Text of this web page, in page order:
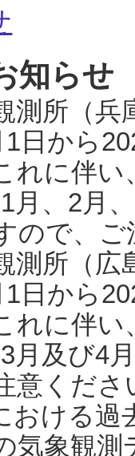
知らせ
測所（
日から
れに伴い
月、2月
ので、
測所（
日から
れに伴い
月及び4
意くだ
おける過
気象観